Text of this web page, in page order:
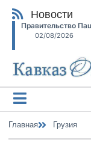
Новости
Правительство
02/08/2026
Главная Грузия